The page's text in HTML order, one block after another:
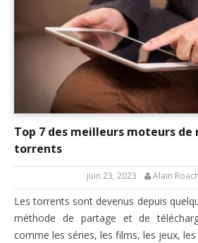
Top 7 des meilleurs moteurs de
torrents
juin 23, 2023 Alain
Les torrents sont devenus depuis
méthode de partage et de
comme les séries, les films, les jeux,